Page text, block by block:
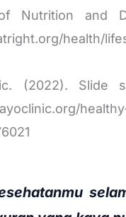
Nutrition and
health/
(2022). Slide